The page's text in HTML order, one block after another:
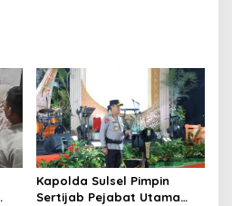
Kapolda Sulsel Pimpin
Sertijab Pejabat Utama